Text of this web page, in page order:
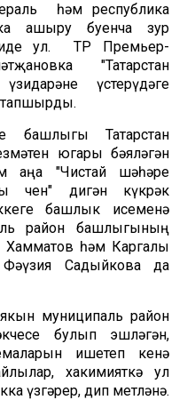
һәм республика
ашыру буенча зур
ул. ТР Премьер-
"Татарстан
үстерүдәге
тапшырды.
башлыгы Татарстан
югары бәяләгән
аңа "Чистай шәһәре
өчен" дигән күкрәк
башлык исеменә
район башлыгының
Хамматов һәм Каргалы
Садыйкова да
муниципаль район
булып эшләгән,
ишетеп кенә
хакимияткә ул
үзгәрер, дип өметләнә.